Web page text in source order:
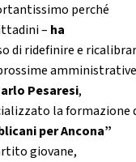
perché
– ha
di ridefinire e
Pesaresi,
la formazione
per Ancona”
giovane,